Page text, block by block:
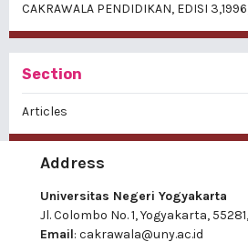
CAKRAWALA PENDIDIKAN, EDISI
Section
Articles
Address
Universitas Negeri Yogyakarta
Jl. Colombo No. 1, Yogyakarta,
Email: cakrawala@uny.ac.id